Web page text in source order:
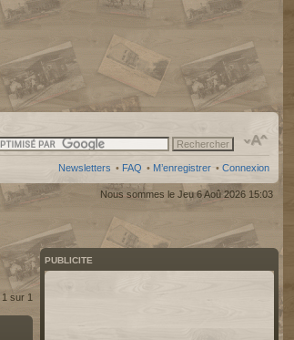
Newsletters • FAQ • M’enregistrer • Connexion
Nous sommes le Jeu 6 Aoû 2026 15:03
1 sur 1
PUBLICITE